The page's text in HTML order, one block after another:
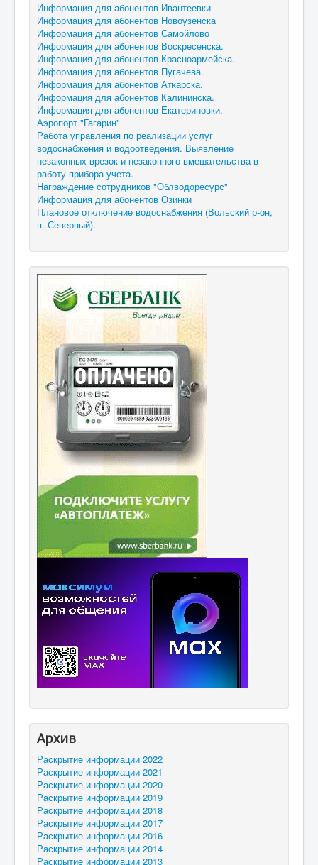
Информация для абонентов Ивантеевки
Информация для абонентов Новоузенска
Информация для абонентов Самойлово
Информация для абонентов Воскресенска.
Информация для абонентов Красноармейска.
Информация для абонентов Пугачева.
Информация для абонентов Аткарска.
Информация для абонентов Калининска.
Информация для абонентов Екатериновки.
Аэропорт "Гагарин"
Работа управления по реализации услуг
водоснабжения и водоотведения. Выявление
незаконных врезок и незаконного вмешательства в
работу прибора учета.
Награждение сотрудников "Облводоресурс"
Информация для абонентов Озинки
Плановое отключение водоснабжения (Вольский р-он,
п. Северный).
Архив
Раскрытие информации 2022
Раскрытие информации 2021
Раскрытие информации 2020
Раскрытие информации 2019
Раскрытие информации 2018
Раскрытие информации 2017
Раскрытие информации 2016
Раскрытие информации 2014
Раскрытие информации 2013